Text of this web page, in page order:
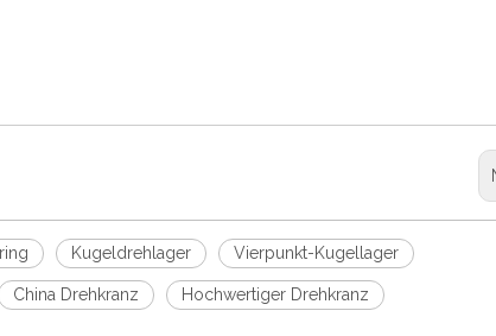
Kugeldrehlager Vierpunkt-Kugellager
China Drehkranz Hochwertiger Drehkranz